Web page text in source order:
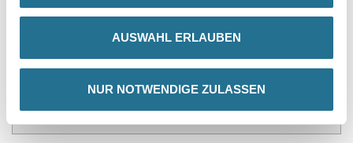
AUSWAHL ERLAUBEN
NUR NOTWENDIGE ZULASSEN
DATENBLÄTTER